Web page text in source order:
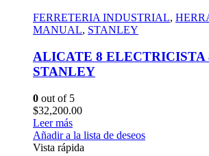
FERRETERIA INDUSTRIAL,
MANUAL, STANLEY
ALICATE 8 ELECTRICISTA
STANLEY
0 out of 5
$32,200.00
Leer más
Añadir a la lista de deseos
Vista rápida